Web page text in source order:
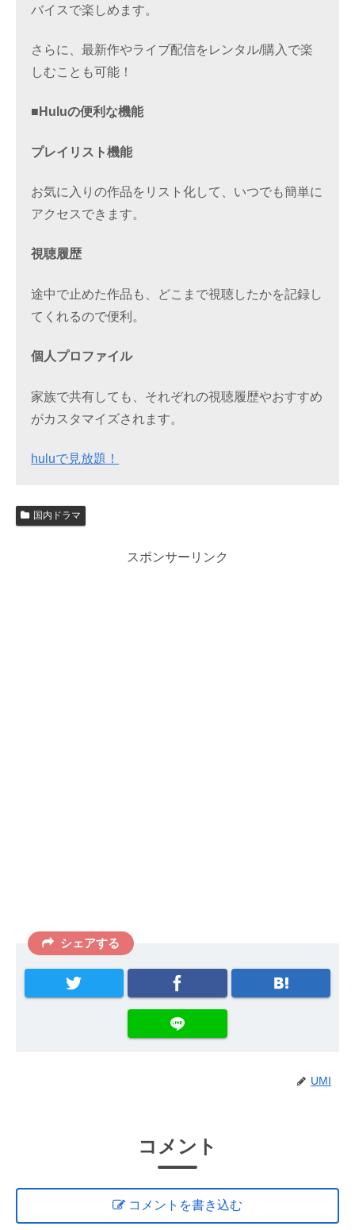
バイスで楽しめます。
さらに、最新作やライブ配信をレンタル/購入で楽
しむことも可能！
■Huluの便利な機能
プレイリスト機能
お気に入りの作品をリスト化して、いつでも簡単に
アクセスできます。
視聴履歴
途中で止めた作品も、どこまで視聴したかを記録し
てくれるので便利。
個人プロファイル
家族で共有しても、それぞれの視聴履歴やおすすめ
がカスタマイズされます。
huluで見放題！
国内ドラマ
スポンサーリンク
シェアする
UMI
コメント
コメントを書き込む